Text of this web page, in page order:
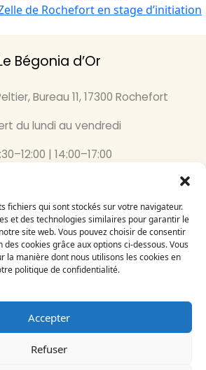
fichiers qui sont stockés sur votre navigateur.
et des technologies similaires pour garantir le
site web. Vous pouvez choisir de consentir
cookies grâce aux options ci-dessous. Vous
la manière dont nous utilisons les cookies en
politique de confidentialité.
Accepter
Refuser
de Rochefort en stage d’initiation
Bégonia d’Or
Bureau 11, 17300 Rochefort
du lundi au vendredi
| 14:00–17:00
Bégonia d’Or 2024